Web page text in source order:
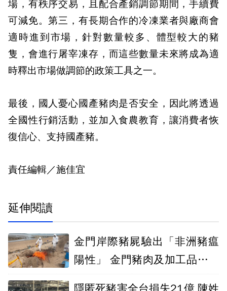
場，有秩序交易，且配合產銷調節期間，手續費
可減免。第三，有長期合作的冷凍業者與廠商會
適時進到市場，針對數量較多、體型較大的豬
隻，會進行屠宰凍存，而這些數量未來將成為適
時釋出市場做調節的政策工具之一。
最後，國人憂心國產豬肉是否安全，因此將透過
全國性行銷活動，並加入食農教育，讓消費者恢
復信心、支持國產豬。
責任編輯／施佳宜
延伸閱讀
金門岸際豬屍驗出「非洲豬瘟
陽性」 金門豬肉及加工品禁運